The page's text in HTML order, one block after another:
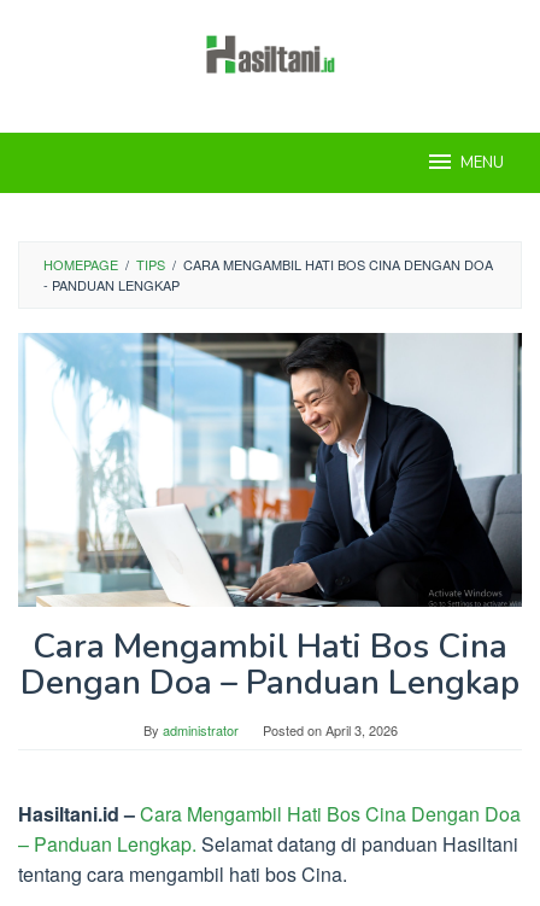
MENU
HOMEPAGE / TIPS / CARA MENGAMBIL HATI BOS CINA DENGAN DOA
- PANDUAN LENGKAP
Cara Mengambil Hati Bos Cina
Dengan Doa – Panduan Lengkap
By administrator Posted onApril 3, 2026
Hasiltani.id –Cara Mengambil Hati Bos Cina Dengan Doa
– Panduan Lengkap. Selamat datang di panduan Hasiltani
tentang cara mengambil hati bos Cina.